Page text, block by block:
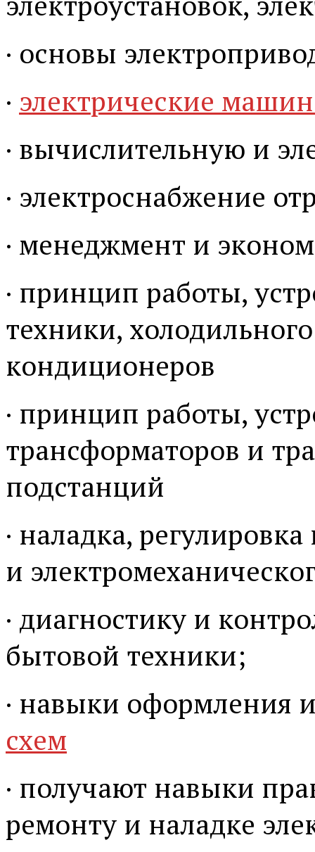
· основы
· электрические
· вычислительную и
· электроснабжение
· менеджмент и
· принцип работы,
техники,
кондиционеров
· принцип работы,
трансформаторов и
подстанций
· наладка,
и
· диагностику и
бытовой техники;
· навыки оформления
схем
· получают навыки
ремонту и наладке